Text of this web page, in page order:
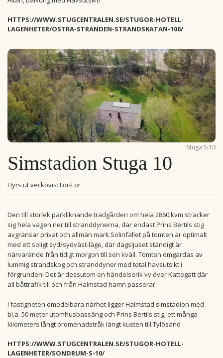
HTTPS://WWW.STUGCENTRALEN.SE/STUGOR-HOTELL-
LAGENHETER/OSTRA-STRANDEN-STRANDSKATAN-100/
Stuga S-10
Simstadion Stuga 10
Hyrs ut veckovis: Lör-Lör
Den till storlek parkliknande trädgården om hela 2860 kvm sträcker
sig hela vägen ner till stranddynerna, där endast Prins Bertils stig
avgränsar privat och allmän mark.Solinfallet på tomten är optimalt
med ett soligt syd/sydväst-läge, där dagsljuset ständigt är
närvarande från tidigt morgon till sen kväll. Tomten omgärdas av
lummig strandskog och stranddyner med total havsutsikt i
förgrunden! Det är dessutom en händelserik vy över Kattegatt där
all båttrafik till och från Halmstad hamn passerar.
I fastigheten omedelbara närhet ligger Halmstad simstadion med
bl.a. 50 meter utomhusbassäng och Prins Bertils stig, ett många
kilometers långt promenadstråk längt kusten till Tylösand
HTTPS://WWW.STUGCENTRALEN.SE/STUGOR-HOTELL-
LAGENHETER/SONDRUM-S-10/